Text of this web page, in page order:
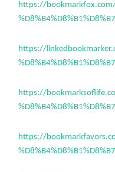
https://bookmarkfox.com/
https://
https://
https://